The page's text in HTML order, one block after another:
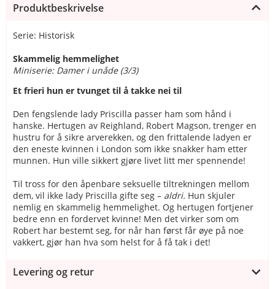
Produktbeskrivelse
Serie: Historisk
Skammelig hemmelighet
Miniserie: Damer i unåde (3/3)
Et frieri hun er tvunget til å takke nei til
Den fengslende lady Priscilla passer ham som hånd i
hanske. Hertugen av Reighland, Robert Magson, trenger en
hustru for å sikre arverekken, og den frittalende ladyen er
den eneste kvinnen i London som ikke snakker ham etter
munnen. Hun ville sikkert gjøre livet litt mer spennende!
Til tross for den åpenbare seksuelle tiltrekningen mellom
dem, vil ikke lady Priscilla gifte seg – aldri. Hun skjuler
nemlig en skammelig hemmelighet. Og hertugen fortjener
bedre enn en fordervet kvinne! Men det virker som om
Robert har bestemt seg, for når han først får øye på noe
vakkert, gjør han hva som helst for å få tak i det!
Levering og retur